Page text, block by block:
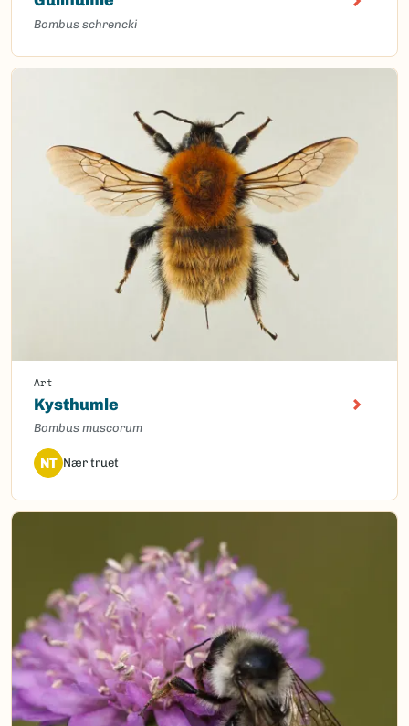
Bombus schrencki
Art
Kysthumle
Bombus muscorum
NT Nær truet